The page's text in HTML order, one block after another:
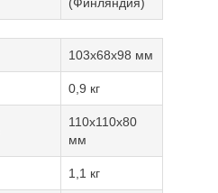
103х68х98 мм
0,9 кг
110х110х80
мм
1,1 кг